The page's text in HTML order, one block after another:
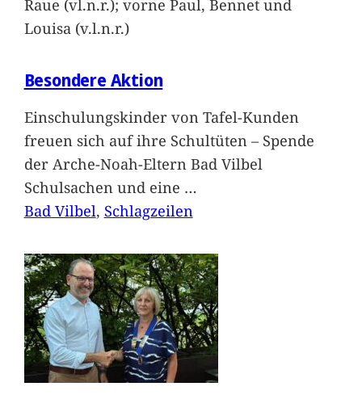
Raue (vl.n.r.); vorne Paul, Bennet und
Louisa (v.l.n.r.)
Besondere Aktion
Einschulungskinder von Tafel-Kunden
freuen sich auf ihre Schultüten – Spende
der Arche-Noah-Eltern Bad Vilbel
Schulsachen und eine …
Bad Vilbel, Schlagzeilen